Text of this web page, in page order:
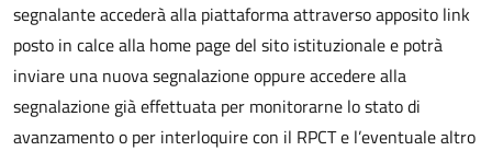
segnalante accederà alla piattaforma attraverso apposito link
posto in calce alla home page del sito istituzionale e potrà
inviare una nuova segnalazione oppure accedere alla
segnalazione già effettuata per monitorarne lo stato di
avanzamento o per interloquire con il RPCT e l’eventuale altro